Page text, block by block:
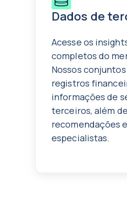
Dados de
Acesse os
completos do
Nossos
registros
informações de
terceiros, além
recomendações
especialistas.